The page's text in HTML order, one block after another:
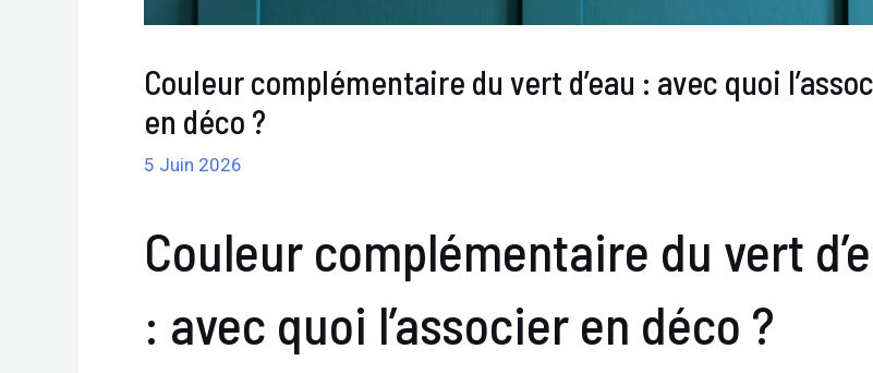
Couleur complémentaire du vert d’eau : avec quoi
en déco ?
5 Juin 2026
Couleur complémentaire du vert
: avec quoi l’associer en déco ?